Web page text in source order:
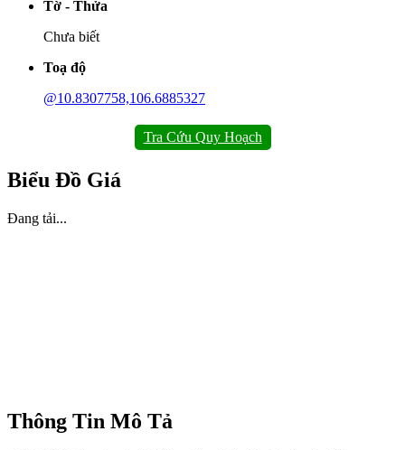
Tờ - Thửa
Chưa biết
Toạ độ
@10.8307758,106.6885327
Tra Cứu Quy Hoạch
Biểu Đồ Giá
Đang tải...
Thông Tin Mô Tả